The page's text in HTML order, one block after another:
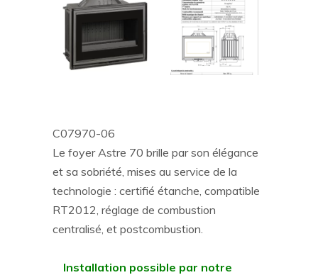
C07970-06
Le foyer Astre 70 brille par son élégance
et sa sobriété, mises au service de la
technologie : certifié étanche, compatible
RT2012, réglage de combustion
centralisé, et postcombustion.
Installation possible par notre